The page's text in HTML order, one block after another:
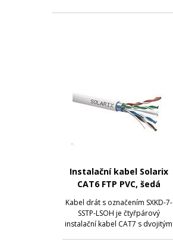
Instalační kabel Solarix
CAT6 FTP PVC, šedá
Kabel drát s označením SXKD-7-
SSTP-LSOH je čtyřpárový
instalační kabel CAT7 s dvojitým